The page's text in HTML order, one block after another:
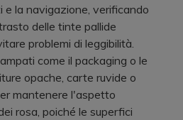
e la navigazione, verificando
delle tinte pallide
problemi di leggibilità.
come il packaging o le
opache, carte ruvide o
mantenere l'aspetto
rosa, poiché le superfici